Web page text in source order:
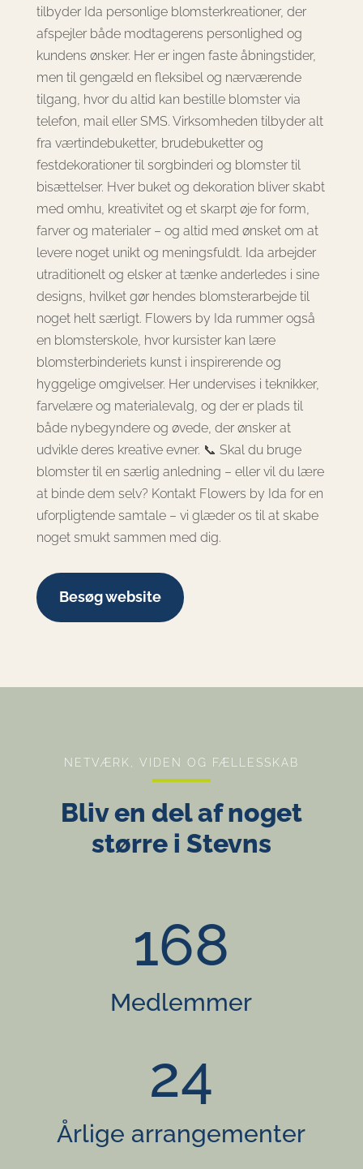
tilbyder Ida personlige blomsterkreationer, der
afspejler både modtagerens personlighed og
kundens ønsker. Her er ingen faste åbningstider,
men til gengæld en fleksibel og nærværende
tilgang, hvor du altid kan bestille blomster via
telefon, mail eller SMS. Virksomheden tilbyder alt
fra værtindebuketter, brudebuketter og
festdekorationer til sorgbinderi og blomster til
bisættelser. Hver buket og dekoration bliver skabt
med omhu, kreativitet og et skarpt øje for form,
farver og materialer – og altid med ønsket om at
levere noget unikt og meningsfuldt. Ida arbejder
utraditionelt og elsker at tænke anderledes i sine
designs, hvilket gør hendes blomsterarbejde til
noget helt særligt. Flowers by Ida rummer også
en blomsterskole, hvor kursister kan lære
blomsterbinderiets kunst i inspirerende og
hyggelige omgivelser. Her undervises i teknikker,
farvelære og materialevalg, og der er plads til
både nybegyndere og øvede, der ønsker at
udvikle deres kreative evner. 📞 Skal du bruge
blomster til en særlig anledning – eller vil du lære
at binde dem selv? Kontakt Flowers by Ida for en
uforpligtende samtale – vi glæder os til at skabe
noget smukt sammen med dig.
Besøg website
NETVÆRK, VIDEN OG FÆLLESSKAB
Bliv en del af noget
større i Stevns
168
Medlemmer
24
Årlige arrangementer